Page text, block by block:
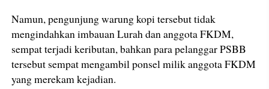
Namun, pengunjung warung kopi tersebut tidak
mengindahkan imbauan Lurah dan anggota FKDM,
sempat terjadi keributan, bahkan para pelanggar PSBB
tersebut sempat mengambil ponsel milik anggota FKDM
yang merekam kejadian.